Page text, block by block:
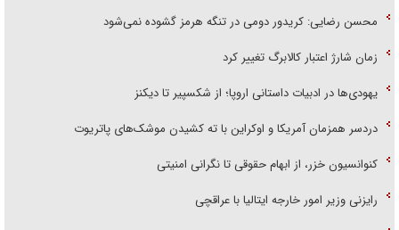
محسن رضایی: کریدور دومی در تنگه هرمز گشوده نمی‌شود
زمان شارژ اعتبار کالابرگ تغییر کرد
یهودی‌ها در ادبیات داستانی اروپا؛ از شکسپیر تا دیکنز
دردسر همزمان آمریکا و اوکراین با ته کشیدن موشک‌های پاتریوت
کنوانسیون خزر، از ابهام حقوقی تا نگرانی امنیتی
رایزنی وزیر امور خارجه ایتالیا با عراقچی